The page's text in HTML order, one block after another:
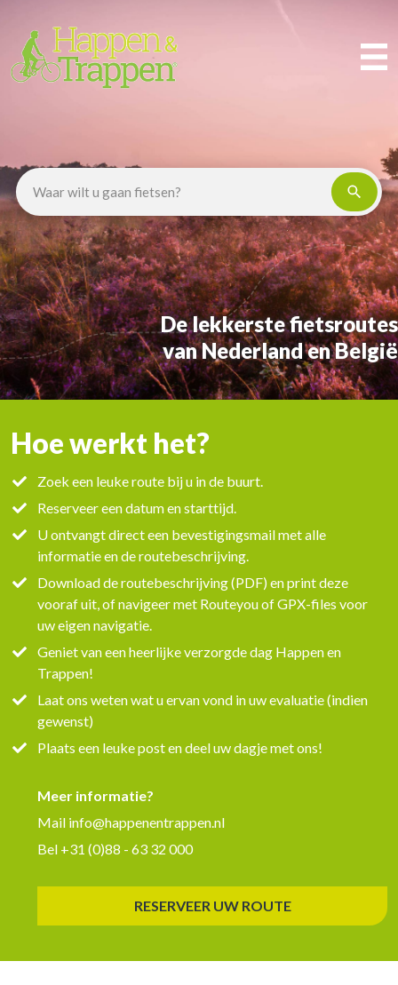
De lekkerste fietsroutes
van Nederland en België
Hoe werkt het?
Zoek een leuke route bij u in de buurt.
Reserveer een datum en starttijd.
U ontvangt direct een bevestigingsmail met alle
informatie en de routebeschrijving.
Download de routebeschrijving (PDF) en print deze
vooraf uit, of navigeer met Routeyou of GPX-files voor
uw eigen navigatie.
Geniet van een heerlijke verzorgde dag Happen en
Trappen!
Laat ons weten wat u ervan vond in uw evaluatie (indien
gewenst)
Plaats een leuke post en deel uw dagje met ons!
Meer informatie?
Mail info@happenentrappen.nl
Bel +31 (0)88 - 63 32 000
RESERVEER UW ROUTE